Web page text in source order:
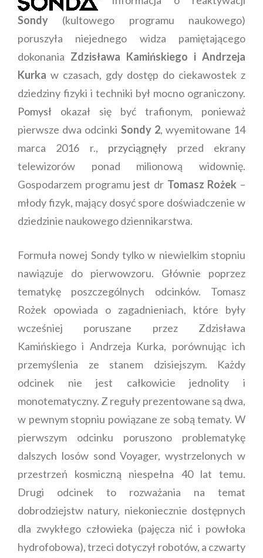
Sondy (kultowego programu naukowego)
poruszyła niejednego widza pamiętającego
dokonania Zdzisława Kamińskiego i Andrzeja
Kurka w czasach, gdy dostęp do ciekawostek z
dziedziny fizyki i techniki był mocno ograniczony.
Pomysł okazał się być trafionym, ponieważ
pierwsze dwa odcinki Sondy 2, wyemitowane 14
marca 2016 r., przyciągnęły przed ekrany
telewizorów ponad milionową widownię.
Gospodarzem programujest dr Tomasz Rożek –
młody fizyk, mający dosyć spore doświadczenie w
dziedzinie naukowego dziennikarstwa.
Formuła nowej Sondy tylko w niewielkim stopniu
nawiązuje do pierwowzoru. Głównie poprzez
tematykę poszczególnych odcinków. Tomasz
Rożek opowiada o zagadnieniach, które były
wcześniej poruszane przez Zdzisława
Kamińskiego i Andrzeja Kurka, porównując ich
przemyślenia ze stanem dzisiejszym. Każdy
odcinek nie jest całkowicie jednolity i
monotematyczny. Z reguły prezentowane są dwa,
w pewnym stopniu powiązane ze sobą tematy. W
pierwszym odcinku poruszono problematykę
dalszych losów sond Voyager, wystrzelonych w
przestrzeń kosmiczną niespełna 40 lat temu.
Drugi odcinek to rozważania na temat
dobrodziejstw natury, niekoniecznie dostępnych
dla zwykłego człowieka (pajęcza nić i powłoka
hydrofobowa), trzeci dotyczył robotów, a czwarty